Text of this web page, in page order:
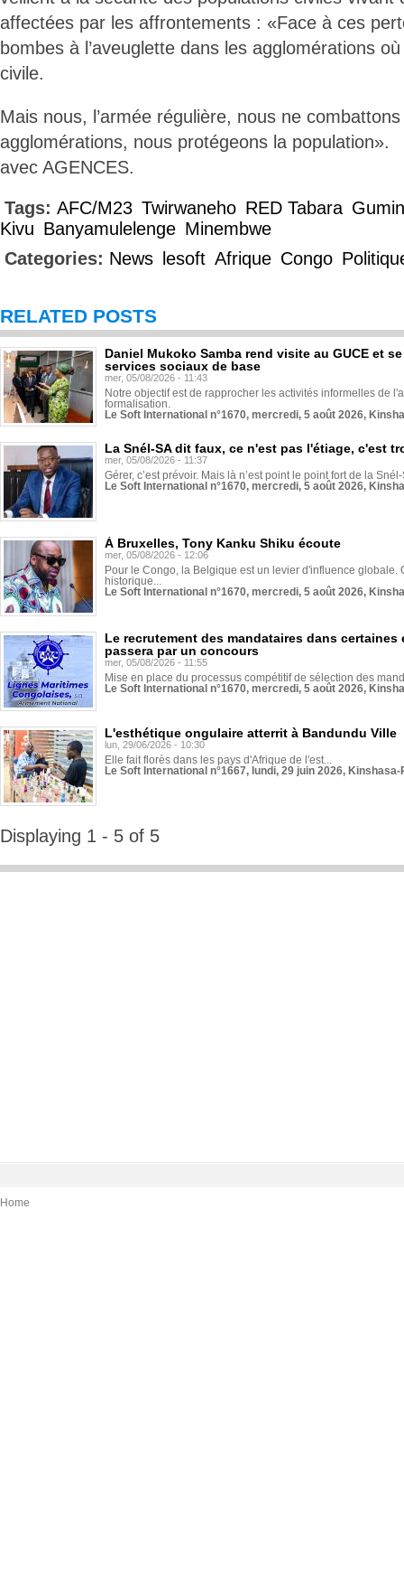
affectées par les affrontements : «Face à ces
bombes à l’aveuglette dans les agglomérations
civile.
Mais nous, l’armée régulière, nous ne
agglomérations, nous protégeons la population».
avec AGENCES.
Tags: AFC/M23 Twirwaneho RED Tabara
Kivu Banyamulelenge Minembwe
Categories: News lesoft Afrique Congo
RELATED POSTS
Daniel Mukoko Samba rend visite au GUCE et
services sociaux de base
mer, 05/08/2026 - 11:43
Notre objectif est de rapprocher les activités informelles de
formalisation.
Le Soft International n°1670, mercredi, 5 août 2026,
La Snél-SA dit faux, ce n'est pas l'étiage, c'est
mer, 05/08/2026 - 11:37
Gérer, c’est prévoir. Mais là n’est point le point fort de la
Le Soft International n°1670, mercredi, 5 août 2026,
À Bruxelles, Tony Kanku Shiku écoute
mer, 05/08/2026 - 12:06
Pour le Congo, la Belgique est un levier d'influence globale.
historique...
Le Soft International n°1670, mercredi, 5 août 2026,
Le recrutement des mandataires dans
passera par un concours
mer, 05/08/2026 - 11:55
Mise en place du processus compétitif de sélection des
Le Soft International n°1670, mercredi, 5 août 2026,
L'esthétique ongulaire atterrit à Bandundu Ville
lun, 29/06/2026 - 10:30
Elle fait florès dans les pays d'Afrique de l'est...
Le Soft International n°1667, lundi, 29 juin 2026,
Displaying 1 - 5 of 5
Home